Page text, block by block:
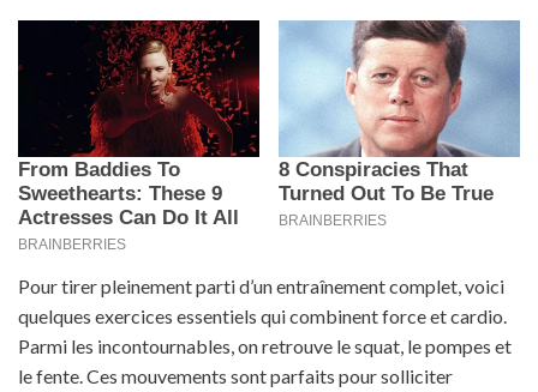
Pour tirer pleinement parti d’un entraînement complet, voici
quelques exercices essentiels qui combinent force et cardio.
Parmi les incontournables, on retrouve le squat, le pompes et
le fente. Ces mouvements sont parfaits pour solliciter